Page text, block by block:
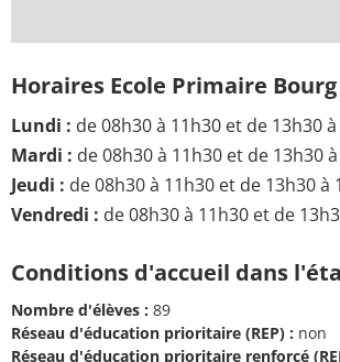
Horaires Ecole Primaire Bourg
Lundi : de 08h30 à 11h30 et de 13h30
Mardi : de 08h30 à 11h30 et de 13h30
Jeudi : de 08h30 à 11h30 et de 13h30 à
Vendredi : de 08h30 à 11h30 et de
Conditions d'accueil dans
Nombre d'élèves : 89
Réseau d'éducation prioritaire (REP) : non
Réseau d'éducation prioritaire renforcé